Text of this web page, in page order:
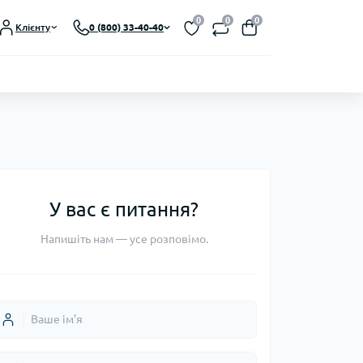
Клієнту 0 (800) 33-40-40
0 0 0
У вас є питання?
Напишіть нам — усе розповімо.